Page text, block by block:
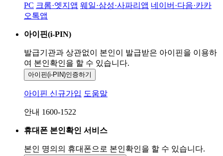
PC 크롬·엣지앱 웨일·삼성·사파리앱 네이버·다음·카카
오톡앱
아이핀(i-PIN)
발급기관과 상관없이 본인이 발급받은 아이핀을 이용하
여 본인확인을 할 수 있습니다.
아이핀(i-PIN)인증하기
아이핀 신규가입 도움말
안내 1600-1522
휴대폰 본인확인 서비스
본인 명의의 휴대폰으로 본인확인을 할 수 있습니다.